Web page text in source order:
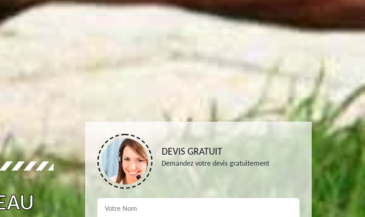
DEVIS GRATUIT
Demandez votre devis gratuitement